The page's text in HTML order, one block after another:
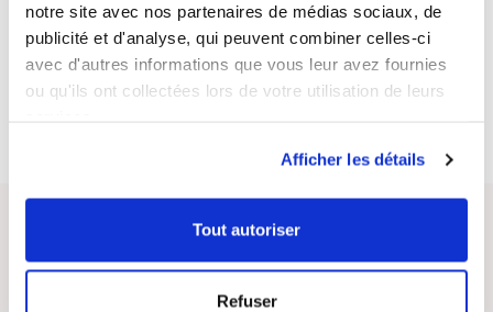
notre site avec nos partenaires de médias sociaux, de
publicité et d'analyse, qui peuvent combiner celles-ci
avec d'autres informations que vous leur avez fournies
ou qu'ils ont collectées lors de votre utilisation de leurs
Afficher les détails
Tout autoriser
Refuser
*soit caféine 2.65 mg
Instructions of use
Questions / Answers
Posez votre question sur ce produit